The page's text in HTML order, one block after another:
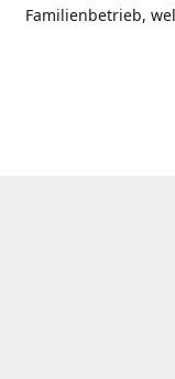
Familienbetrieb,